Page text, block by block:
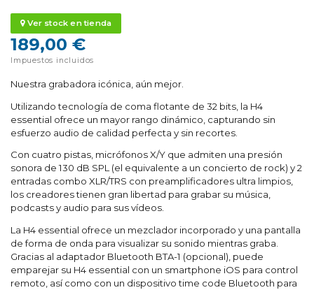
Ver stock en tienda
189,00 €
Impuestos incluidos
Nuestra grabadora icónica, aún mejor.
Utilizando tecnología de coma flotante de 32 bits, la H4
essential ofrece un mayor rango dinámico, capturando sin
esfuerzo audio de calidad perfecta y sin recortes.
Con cuatro pistas, micrófonos X/Y que admiten una presión
sonora de 130 dB SPL (el equivalente a un concierto de rock) y 2
entradas combo XLR/TRS con preamplificadores ultra limpios,
los creadores tienen gran libertad para grabar su música,
podcasts y audio para sus vídeos.
La H4 essential ofrece un mezclador incorporado y una pantalla
de forma de onda para visualizar su sonido mientras graba.
Gracias al adaptador Bluetooth BTA-1 (opcional), puede
emparejar su H4 essential con un smartphone iOS para control
remoto, así como con un dispositivo time code Bluetooth para